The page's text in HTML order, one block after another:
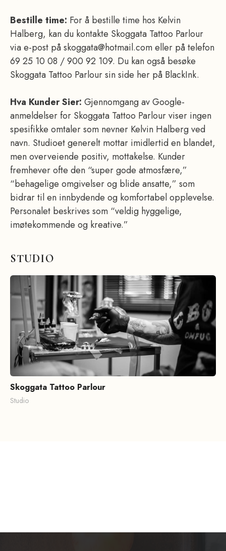
Bestille time: For å bestille time hos Kelvin
Halberg, kan du kontakte Skoggata Tattoo Parlour
via e-post på skoggata@hotmail.com eller på telefon
69 25 10 08 / 900 92 109. Du kan også besøke
Skoggata Tattoo Parlour sin side her på BlackInk.
Hva Kunder Sier: Gjennomgang av Google-
anmeldelser for Skoggata Tattoo Parlour viser ingen
spesifikke omtaler som nevner Kelvin Halberg ved
navn. Studioet generelt mottar imidlertid en blandet,
men overveiende positiv, mottakelse. Kunder
fremhever ofte den “super gode atmosfære,”
“behagelige omgivelser og blide ansatte,” som
bidrar til en innbydende og komfortabel opplevelse.
Personalet beskrives som “veldig hyggelige,
imøtekommende og kreative.”
STUDIO
Skoggata Tattoo Parlour
Studio